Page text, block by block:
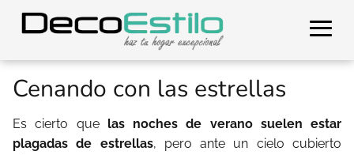
Cenando con las estrellas
Es cierto que las noches de verano suelen estar
plagadas de estrellas, pero ante un cielo cubierto